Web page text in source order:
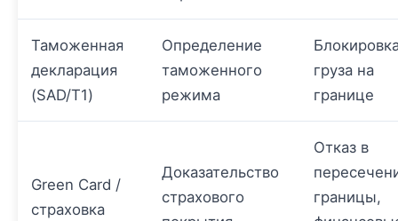
Таможенная
декларация
(SAD/T1)
Определение
таможенного
режима
груза на
границе
Green Card /
страховка
Доказательство
страхового
Отказ в
границы,